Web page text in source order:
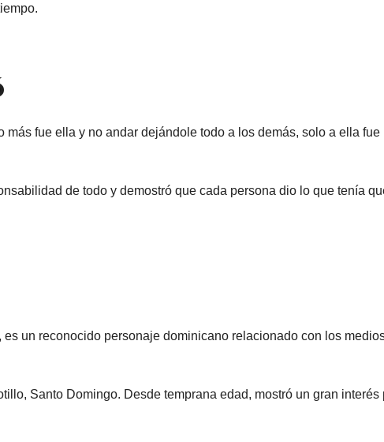
fue ella y no andar dejándole todo a los demás, solo a ella fue
de todo y demostró que cada persona dio lo que tenía
un reconocido personaje dominicano relacionado con los
Santo Domingo. Desde temprana edad, mostró un gran interés